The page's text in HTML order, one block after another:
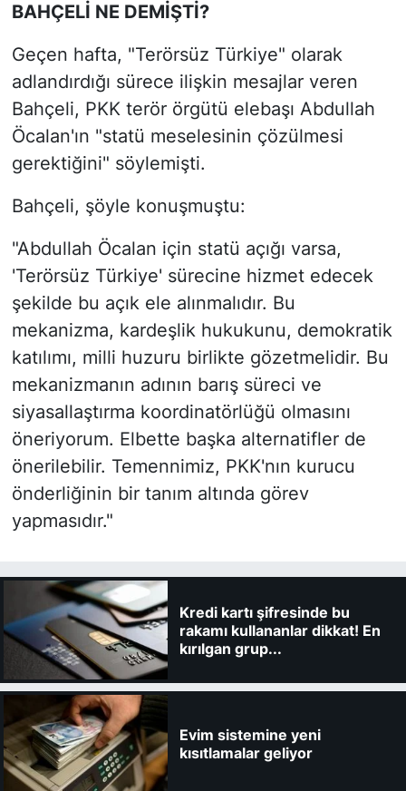
BAHÇELİ NE DEMİŞTİ?
Geçen hafta, "Terörsüz Türkiye" olarak
adlandırdığı sürece ilişkin mesajlar veren
Bahçeli, PKK terör örgütü elebaşı Abdullah
Öcalan'ın "statü meselesinin çözülmesi
gerektiğini" söylemişti.
Bahçeli, şöyle konuşmuştu:
"Abdullah Öcalan için statü açığı varsa,
'Terörsüz Türkiye' sürecine hizmet edecek
şekilde bu açık ele alınmalıdır. Bu
mekanizma, kardeşlik hukukunu, demokratik
katılımı, milli huzuru birlikte gözetmelidir. Bu
mekanizmanın adının barış süreci ve
siyasallaştırma koordinatörlüğü olmasını
öneriyorum. Elbette başka alternatifler de
önerilebilir. Temennimiz, PKK'nın kurucu
önderliğinin bir tanım altında görev
yapmasıdır."
Kredi kartı şifresinde bu
rakamı kullananlar dikkat! En
kırılgan grup...
Evim sistemine yeni
kısıtlamalar geliyor